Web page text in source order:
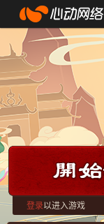
登录以进入游戏